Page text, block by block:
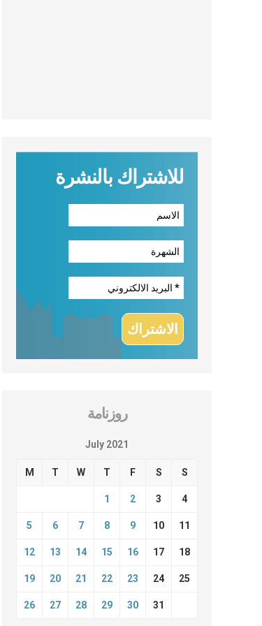
للاشتراك بالنشرة
روزنامة
July 2021
M T W T F S S
1 2 3 4
5 6 7 8 9 10 11
12 13 14 15 16 17 18
19 20 21 22 23 24 25
26 27 28 29 30 31